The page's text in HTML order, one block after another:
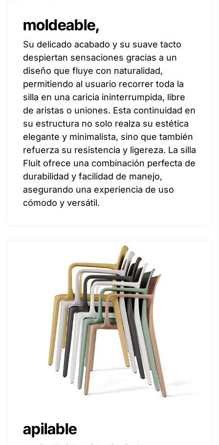
moldeable,
Su delicado acabado y su suave tacto
despiertan sensaciones gracias a un
diseño que fluye con naturalidad,
permitiendo al usuario recorrer toda la
silla en una caricia ininterrumpida, libre
de aristas o uniones. Esta continuidad en
su estructura no solo realza su estética
elegante y minimalista, sino que también
refuerza su resistencia y ligereza. La silla
Fluit ofrece una combinación perfecta de
durabilidad y facilidad de manejo,
asegurando una experiencia de uso
cómodo y versátil.
apilable